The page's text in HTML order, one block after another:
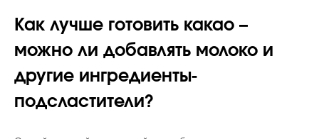
Как лучше готовить какао –
можно ли добавлять молоко и
другие ингредиенты-
подсластители?